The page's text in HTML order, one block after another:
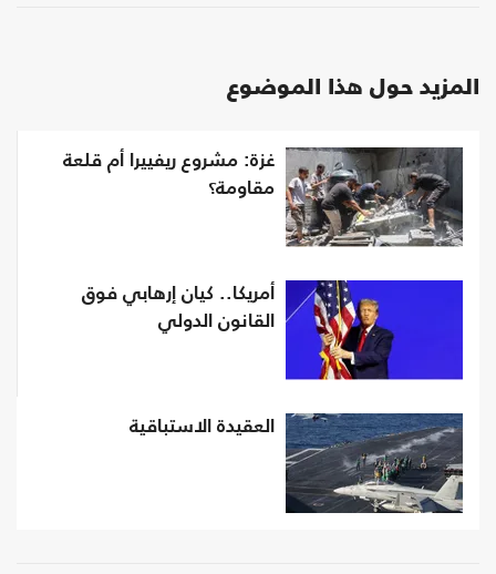
المزيد حول هذا الموضوع
غزة: مشروع ريفييرا أم قلعة
مقاومة؟
أمريكا.. كيان إرهابي فوق
القانون الدولي
العقيدة الاستباقية